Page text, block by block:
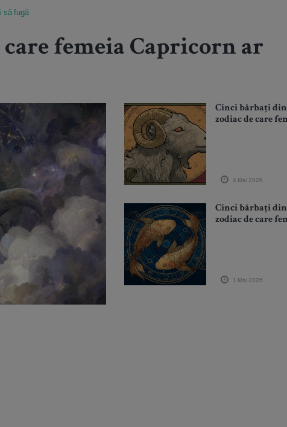
să fugă
femeia Capricorn ar
Cinci bărbați din
zodiac de care
4 Mai 2026
Cinci bărbați din
zodiac de care
1 Mai 2026